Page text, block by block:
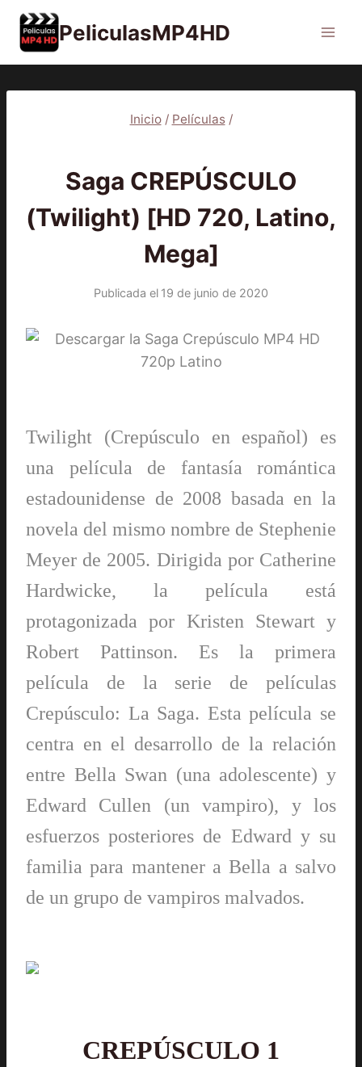
Saltar
contenido
PeliculasMP4HD
Inicio / Películas /
Saga CREPÚSCULO
(Twilight) [HD 720, Latino,
Mega]
Publicada el 19 de junio de 2020
Twilight (Crepúsculo en español) es
una película de fantasía romántica
estadounidense de 2008 basada en la
novela del mismo nombre de Stephenie
Meyer de 2005. Dirigida por Catherine
Hardwicke, la película está
protagonizada por Kristen Stewart y
Robert Pattinson. Es la primera
película de la serie de películas
Crepúsculo: La Saga. Esta película se
centra en el desarrollo de la relación
entre Bella Swan (una adolescente) y
Edward Cullen (un vampiro), y los
esfuerzos posteriores de Edward y su
familia para mantener a Bella a salvo
de un grupo de vampiros malvados.
CREPÚSCULO 1